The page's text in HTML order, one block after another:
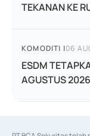
TEKANAN KE
KOMODITI |06
ESDM
AGUSTUS